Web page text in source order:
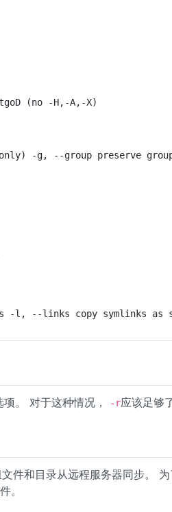
(no -H,-A,-X)
-g, --group preserve
--links copy symlinks as
项。 对于这种情况， -r应该足够
件和目录从远程服务器同步。
。